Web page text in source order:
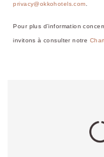
privacy@okkohotels.com
Pour plus d’information
invitons à consulter notre